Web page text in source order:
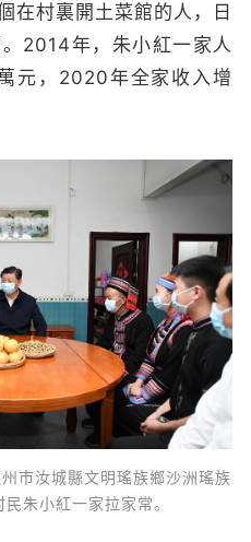
在村裏開土菜館的人，日
2014年，朱小紅一家人
元，2020年全家收入增
市汝城縣文明瑤族鄉沙洲瑤族
朱小紅一家拉家常。